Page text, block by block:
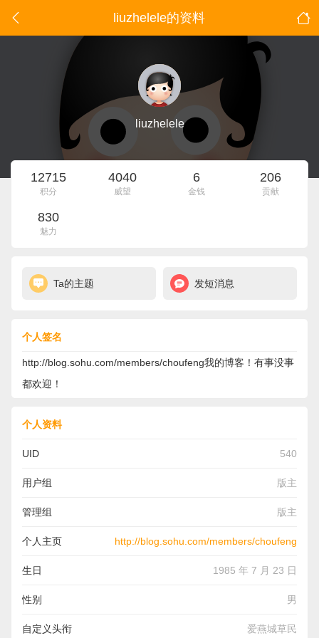
liuzhelele的资料
liuzhelele
12715
积分
4040
威望
6
金钱
206
贡献
830
魅力
Ta的主题 发短消息
个人签名
http://blog.sohu.com/members/choufeng我的博客！有事没事
都欢迎！
个人资料
UID 540
用户组 版主
管理组 版主
个人主页 http://blog.sohu.com/members/choufeng
生日 1985 年 7 月 23 日
性别 男
自定义头衔 爱燕城草民